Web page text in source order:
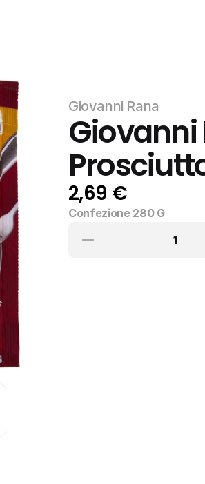
Giovanni Rana
Giovanni
2,69 €
Confezione 280 G
1